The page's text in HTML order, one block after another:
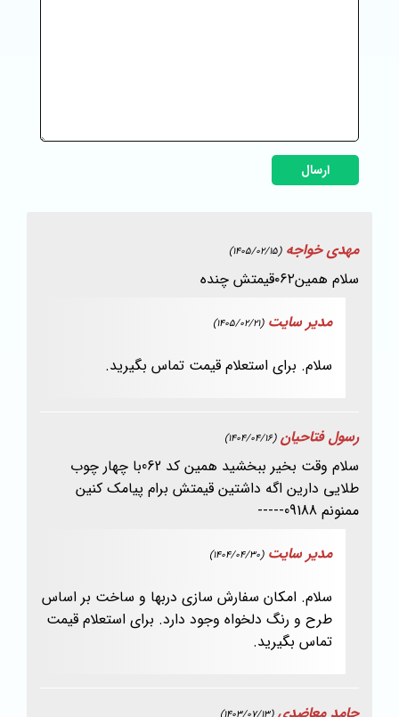
ارسال
مهدی خواجه (1405/02/15)
سلام همین۰۶۲قیمتش چنده
مدیر سایت (1405/02/21)
سلام. برای استعلام قیمت تماس بگیرید.
رسول فتاحیان(1404/04/16)
سلام وقت بخیر ببخشید همین کد 062با چهار چوب
طلایی دارین اگه داشتین قیمتش برام پیامک کنین
ممنونم 09188-----
مدیر سایت (1404/04/30)
سلام. امکان سفارش سازی دربها و ساخت بر اساس
طرح و رنگ دلخواه وجود دارد. برای استعلام قیمت
تماس بگیرید.
حامد معاضدی